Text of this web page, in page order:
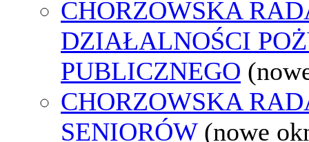
CHORZOWSKA
DZIAŁALNOŚCI
PUBLICZNEGO
CHORZOWSKA
SENIORÓW (nowe